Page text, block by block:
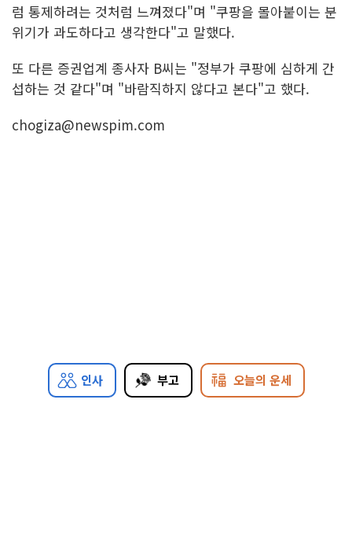
럼 통제하려는 것처럼 느껴졌다"며 "쿠팡을 몰아붙이는 분
위기가 과도하다고 생각한다"고 말했다.
또 다른 증권업계 종사자 B씨는 "정부가 쿠팡에 심하게 간
섭하는 것 같다"며 "바람직하지 않다고 본다"고 했다.
chogiza@newspim.com
인사 부고 오늘의 운세